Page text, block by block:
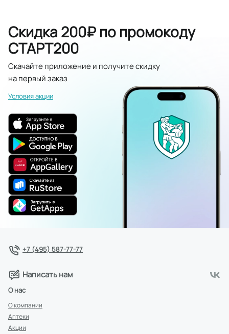
Скидка 200₽ по промокоду
СТАРТ200
Скачайте приложение и получите скидку
на первый заказ
Условия акции
+7 (495) 587-77-77
Написать нам
О нас
О компании
Аптеки
Акции